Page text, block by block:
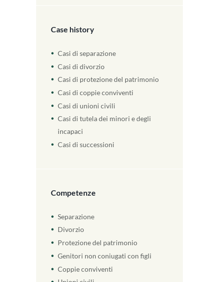
Case history
Casi di separazione
Casi di divorzio
Casi di protezione del patrimonio
Casi di coppie conviventi
Casi di unioni civili
Casi di tutela dei minori e degli
incapaci
Casi di successioni
Competenze
Separazione
Divorzio
Protezione del patrimonio
Genitori non coniugati con figli
Coppie conviventi